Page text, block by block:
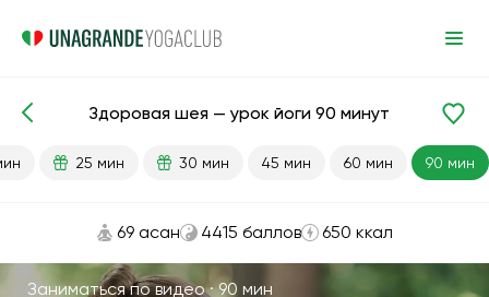
Готовые уроки Голова Шея
Здоровая шея — урок йоги 90 минут
25 мин 30 мин 45 мин 60 мин 90 мин
69 асан 4415 баллов 650 ккал
Заниматься по видео ·90 мин